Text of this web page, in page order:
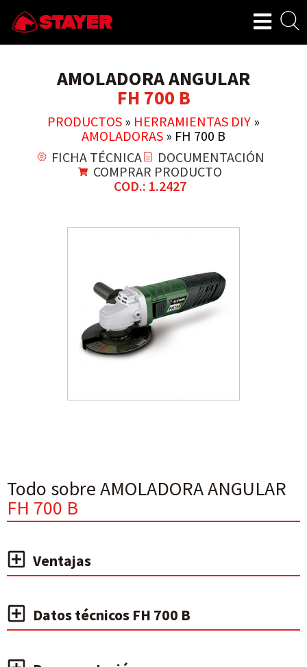
AMOLADORA ANGULAR
FH 700 B
PRODUCTOS » HERRAMIENTAS DIY »
AMOLADORAS » FH 700 B
FICHA TÉCNICA
DOCUMENTACIÓN
COMPRAR PRODUCTO
COD.: 1.2427
Todo sobre AMOLADORA ANGULAR
FH 700 B
Ventajas
Datos técnicos FH 700 B